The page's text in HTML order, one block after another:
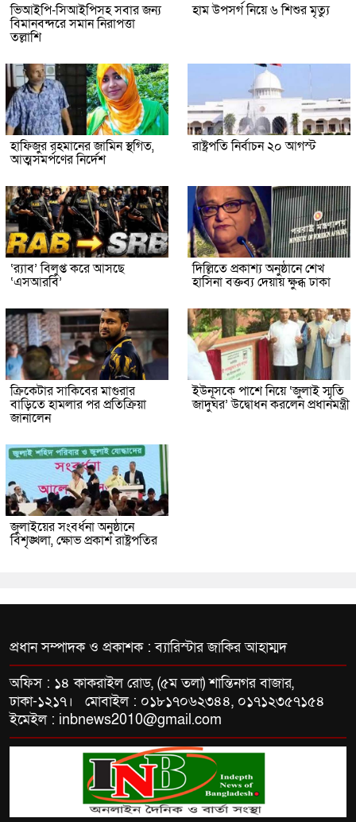
ভিআইপি-সিআইপিসহ সবার জন্য
বিমানবন্দরে সমান নিরাপত্তা
তল্লাশি
হাম উপসর্গ নিয়ে ৬ শিশুর মৃত্যু
হাফিজুর রহমানের জামিন স্থগিত,
আত্মসমর্পণের নির্দেশ
রাষ্ট্রপতি নির্বাচন ২০ আগস্ট
‘র‍্যাব’ বিলুপ্ত করে আসছে
‘এসআরবি’
দিল্লিতে প্রকাশ্য অনুষ্ঠানে শেখ
হাসিনা বক্তব্য দেয়ায় ক্ষুব্ধ ঢাকা
ক্রিকেটার সাকিবের মাগুরার
বাড়িতে হামলার পর প্রতিক্রিয়া
জানালেন
ইউনূসকে পাশে নিয়ে ‘জুলাই স্মৃতি
জাদুঘর’ উদ্বোধন করলেন প্রধানমন্ত্রী
জুলাইয়ের সংবর্ধনা অনুষ্ঠানে
বিশৃঙ্খলা, ক্ষোভ প্রকাশ রাষ্ট্রপতির
প্রধান সম্পাদক ও প্রকাশক : ব্যারিস্টার জাকির আহাম্মদ
অফিস : ১৪ কাকরাইল রোড, (৫ম তলা) শান্তিনগর বাজার,
ঢাকা-১২১৭। মোবাইল : ০১৮১৭০৬২৩৪৪, ০১৭১২৩৫৭১৫৪
ইমেইল : inbnews2010@gmail.com